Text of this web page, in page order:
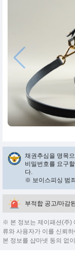
채권추심을 명목
비밀번호를 요구
다.
※ 보이스피싱 범
부적합 공고/마감
※ 본 정보는 제이패션(주)
류와 사용자가 이를 신뢰
본 정보를 샵마넷 동의 없